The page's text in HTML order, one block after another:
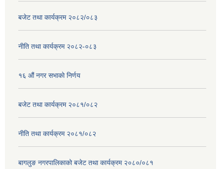
बजेट तथा कार्यक्रम २०८२/०८३
नीति तथा कार्यक्रम २०८२-०८३
१६ ‌औं नगर सभाकाे निर्णय
बजेट तथा कार्यक्रम २०८१/०८२
नीति तथा कार्यक्रम २०८१/०८२
बागलुङ नगरपालिकाको बजेट तथा कार्यक्रम २०८०/०८१